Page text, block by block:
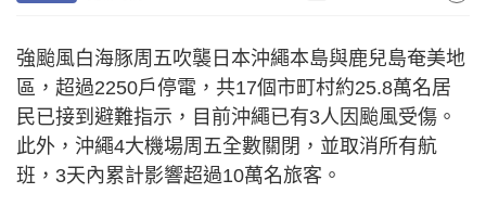
強颱風白海豚周五吹襲日本沖繩本島與鹿兒島奄美地
區，超過2250戶停電，共17個市町村約25.8萬名居
民已接到避難指示，目前沖繩已有3人因颱風受傷。
此外，沖繩4大機場周五全數關閉，並取消所有航
班，3天內累計影響超過10萬名旅客。